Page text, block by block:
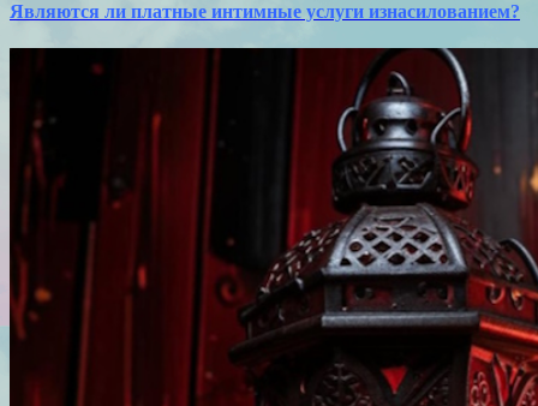
Являются ли платные интимные услуги изнасилованием?